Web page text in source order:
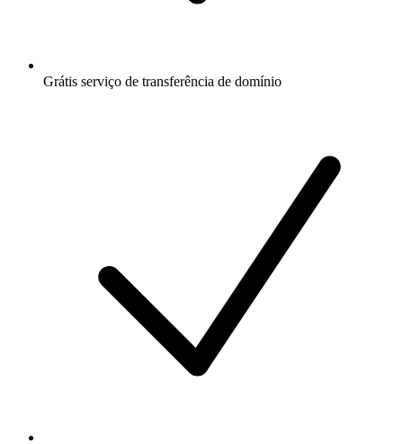
Grátis serviço de transferência de domínio